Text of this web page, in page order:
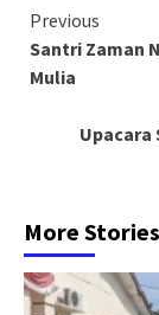
Continue
Reading
Previous
Santri Zaman
Mulia
Upacara
More Stories